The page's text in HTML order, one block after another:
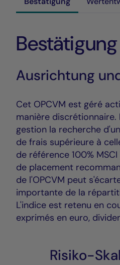
Bestätigung
Ausrichtung
Cet OPCVM est géré
manière
gestion la recherche
de frais supérieure à
de référence 100%
de placement
de l'OPCVM peut
importante de la
L'indice est retenu en
exprimés en euro,
Risiko-